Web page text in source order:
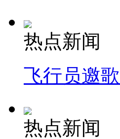
热点新闻
飞行员邀
热点新闻